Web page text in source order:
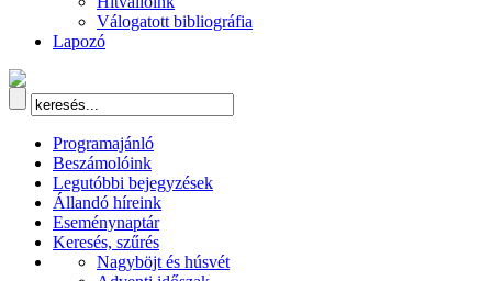
Válogatott bibliográfia
Lapozó
Programajánló
Beszámolóink
Legutóbbi bejegyzések
Állandó híreink
Eseménynaptár
Keresés, szűrés
Nagyböjt és húsvét